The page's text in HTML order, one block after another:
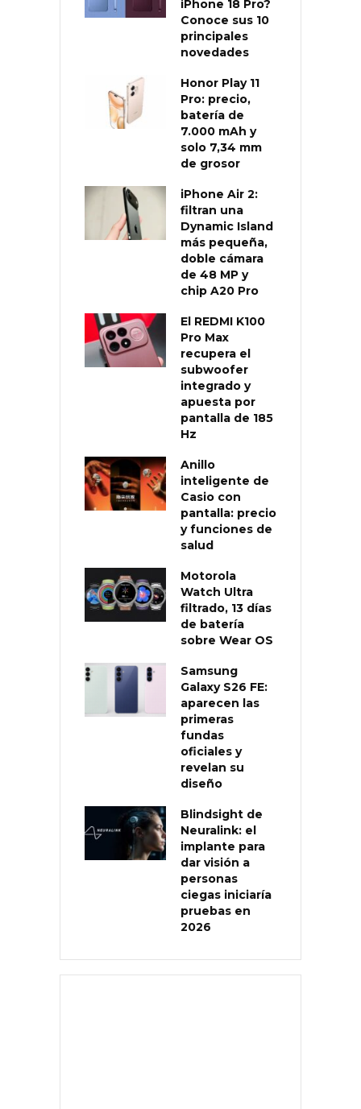
iPhone 18 Pro?
Conoce sus 10
principales
novedades
Honor Play 11
Pro: precio,
batería de
7.000 mAh y
solo 7,34 mm
de grosor
iPhone Air 2:
filtran una
Dynamic Island
más pequeña,
doble cámara
de 48 MP y
chip A20 Pro
El REDMI K100
Pro Max
recupera el
subwoofer
integrado y
apuesta por
pantalla de 185
Hz
Anillo
inteligente de
Casio con
pantalla: precio
y funciones de
salud
Motorola
Watch Ultra
filtrado, 13 días
de batería
sobre Wear OS
Samsung
Galaxy S26 FE:
aparecen las
primeras
fundas
oficiales y
revelan su
diseño
Blindsight de
Neuralink: el
implante para
dar visión a
personas
ciegas iniciaría
pruebas en
2026